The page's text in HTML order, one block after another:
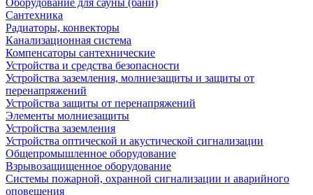
Оборудование для сауны (бани)
Сантехника
Радиаторы, конвекторы
Канализационная система
Компенсаторы сантехнические
Устройства и средства безопасности
Устройства заземления, молниезащиты и защиты от
перенапряжений
Устройства защиты от перенапряжений
Элементы молниезащиты
Устройства заземления
Устройства оптической и акустической сигнализации
Общепромышленное оборудование
Взрывозащищенное оборудование
Системы пожарной, охранной сигнализации и аварийного
оповещения